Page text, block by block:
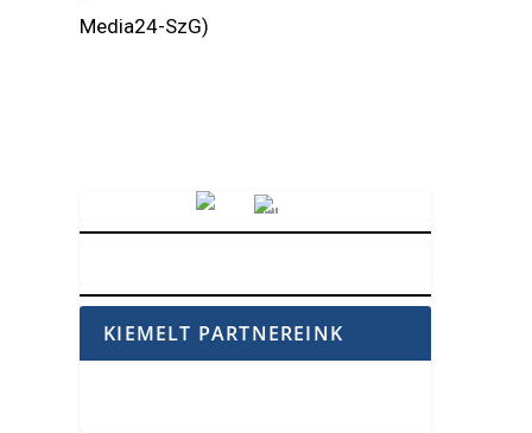
Media24-SzG)
KIEMELT PARTNEREINK